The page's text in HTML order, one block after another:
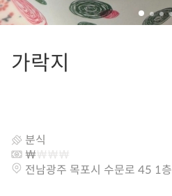
가락지
분식
전남광주 목포시 수문로 45 1층